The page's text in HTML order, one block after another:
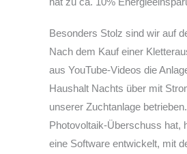
Besonders Stolz sind wir auf
Nach dem Kauf einer
aus YouTube-Videos die
Haushalt Nachts über mit
unserer Zuchtanlage
Photovoltaik-Überschuss hat,
eine Software entwickelt, mit